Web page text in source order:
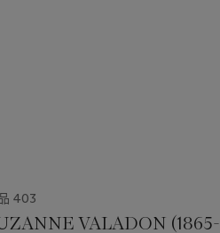
403
VALADON (1865-